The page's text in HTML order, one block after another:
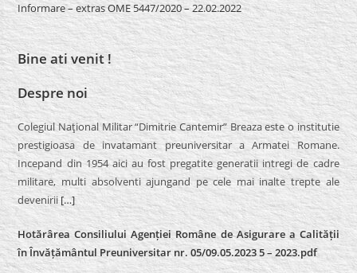
Informare – extras OME 5447/2020 – 22.02.2022
Bine ati venit !
Despre noi
Colegiul Naţional Militar “Dimitrie Cantemir” Breaza este o institutie
prestigioasa de invatamant preuniversitar a Armatei Romane.
Incepand din 1954 aici au fost pregatite generatii intregi de cadre
militare, multi absolventi ajungand pe cele mai inalte trepte ale
devenirii […]
Hotărârea Consiliului Agenției Române de Asigurare a Calității
în Învățământul Preuniversitar nr. 05/09.05.2023 5 – 2023.pdf